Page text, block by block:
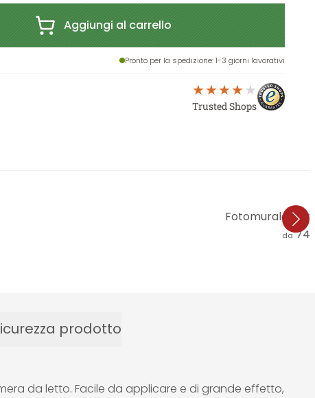
Aggiungi al carrello
Pronto per la spedizione: 1-3 giorni lavorativi
Trusted Shops
Fotomurale
da
prodotto
da letto. Facile da applicare e di grande effetto,